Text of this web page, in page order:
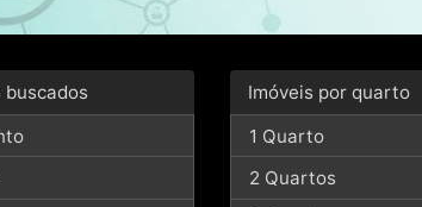
buscados
Imóveis por quarto
1 Quarto
2 Quartos